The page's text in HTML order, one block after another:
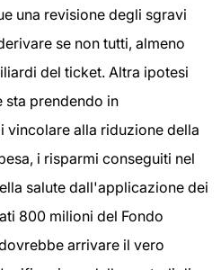
una revisione degli sgravi
se non tutti, almeno
del ticket. Altra ipotesi
sta prendendo in
vincolare alla riduzione della
i risparmi conseguiti nel
salute dall'applicazione dei
800 milioni del Fondo
arrivare il vero